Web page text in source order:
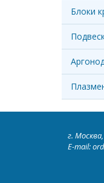
Блоки
г.
E-mail: